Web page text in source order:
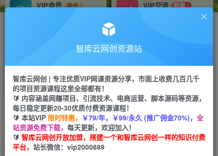
VIP会员
抢先
VIP交流
群聊
研究探讨更多创业项目路子。
会员专属推广链接
网赚网创 项目
365天稳定跟新
APP下载
GO
首页 创业课程 会员专属 正文
（6227期）某公众号收费文章《深度：听懂-这些
逻辑 你就知道富人 凭什么一直赢了》
智库云网创资源站
智库云网创 | 专注优质VIP网课资源分享，市面上收费几百几千
的项目资源课程这里全部都有！
🔰 内容涵盖网赚项目、引流技术、电商运营、脚本源码等资源，
每日稳定更新20-30优质付费资源课程！
🔰 本站VIP 限时特惠， ￥79/年，￥99/永久 (推广佣金70%)， 全
站资源免费下载， 每天更新，欢迎加入！
🔰 智库云网创开放加盟，搭建一个和智库云网创一样的知识付费
平台， 站长微信：vip2000889